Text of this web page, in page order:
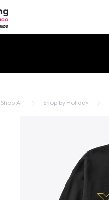
Shop All Shop by Holiday